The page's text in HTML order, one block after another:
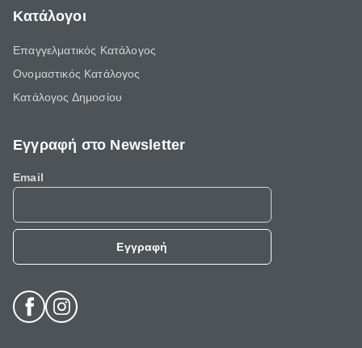
Κατάλογοι
Επαγγελματικός Κατάλογος
Ονομαστικός Κατάλογος
Κατάλογος Δημοσίου
Εγγραφή στο Newsletter
Email
Εγγραφή